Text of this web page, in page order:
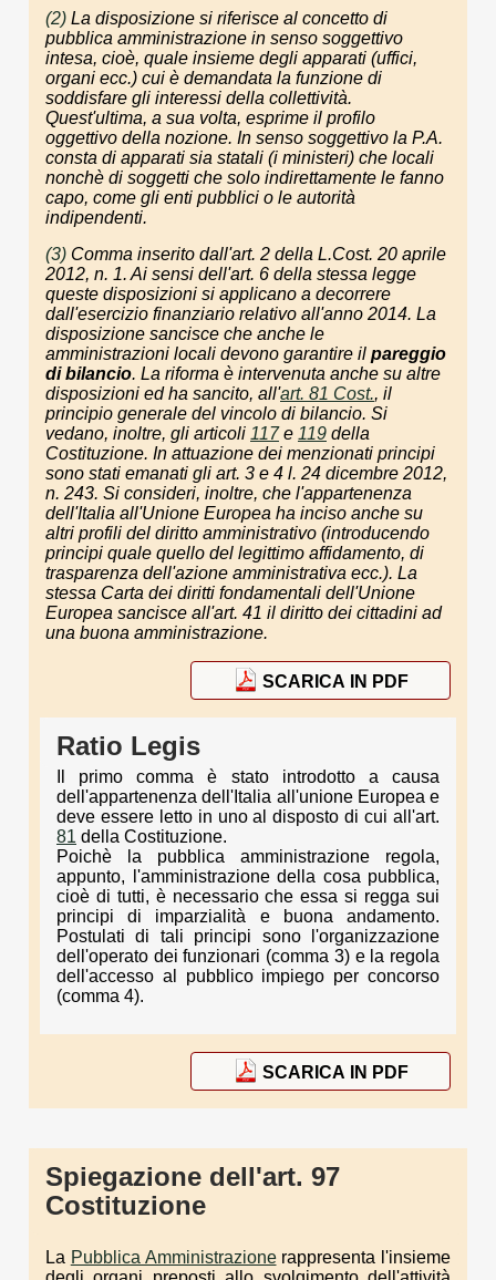
(2) La disposizione si riferisce al concetto di
pubblica amministrazione in senso soggettivo
intesa, cioè, quale insieme degli apparati (uffici,
organi ecc.) cui è demandata la funzione di
soddisfare gli interessi della collettività.
Quest'ultima, a sua volta, esprime il profilo
oggettivo della nozione. In senso soggettivo la P.A.
consta di apparati sia statali (i ministeri) che locali
nonchè di soggetti che solo indirettamente le fanno
capo, come gli enti pubblici o le autorità
indipendenti.
(3) Comma inserito dall'art. 2 della L.Cost. 20 aprile
2012, n. 1. Ai sensi dell'art. 6 della stessa legge
queste disposizioni si applicano a decorrere
dall'esercizio finanziario relativo all'anno 2014. La
disposizione sancisce che anche le
amministrazioni locali devono garantire il pareggio
di bilancio. La riforma è intervenuta anche su altre
disposizioni ed ha sancito, all'art. 81 Cost., il
principio generale del vincolo di bilancio. Si
vedano, inoltre, gli articoli 117e 119 della
Costituzione. In attuazione dei menzionati principi
sono stati emanati gli art. 3 e 4 l. 24 dicembre 2012,
n. 243. Si consideri, inoltre, che l'appartenenza
dell'Italia all'Unione Europea ha inciso anche su
altri profili del diritto amministrativo (introducendo
principi quale quello del legittimo affidamento, di
trasparenza dell'azione amministrativa ecc.). La
stessa Carta dei diritti fondamentali dell'Unione
Europea sancisce all'art. 41 il diritto dei cittadini ad
una buona amministrazione.
SCARICA IN PDF
Ratio Legis
Il primo comma è stato introdotto a causa
dell'appartenenza dell'Italia all'unione Europea e
deve essere letto in uno al disposto di cui all'art.
81 della Costituzione.
Poichè la pubblica amministrazione regola,
appunto, l'amministrazione della cosa pubblica,
cioè di tutti, è necessario che essa si regga sui
principi di imparzialità e buona andamento.
Postulati di tali principi sono l'organizzazione
dell'operato dei funzionari (comma 3) e la regola
dell'accesso al pubblico impiego per concorso
(comma 4).
SCARICA IN PDF
Spiegazione dell'art. 97
Costituzione
La Pubblica Amministrazionerappresenta l'insieme